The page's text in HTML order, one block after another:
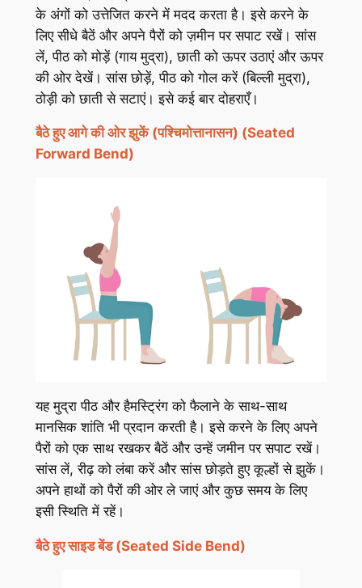
के अंगों को उत्तेजित करने में मदद करता है। इसे करने के
लिए सीधे बैठें और अपने पैरों को ज़मीन पर सपाट रखें। सांस
लें, पीठ को मोड़ें (गाय मुद्रा), छाती को ऊपर उठाएं और ऊपर
की ओर देखें। सांस छोड़ें, पीठ को गोल करें (बिल्ली मुद्रा),
ठोड़ी को छाती से सटाएं। इसे कई बार दोहराएँ।
बैठे हुए आगे की ओर झुकें (पश्चिमोत्तानासन) (Seated
Forward Bend)
यह मुद्रा पीठ और हैमस्ट्रिंग को फैलाने के साथ-साथ
मानसिक शांति भी प्रदान करती है। इसे करने के लिए अपने
पैरों को एक साथ रखकर बैठें और उन्हें जमीन पर सपाट रखें।
सांस लें, रीढ़ को लंबा करें और सांस छोड़ते हुए कूल्हों से झुकें।
अपने हाथों को पैरों की ओर ले जाएं और कुछ समय के लिए
इसी स्थिति में रहें।
बैठे हुए साइड बेंड (Seated Side Bend)